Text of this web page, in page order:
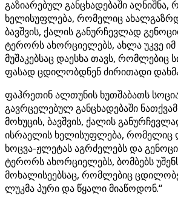
გაზიარებულ განცხადებაში
ხელისუფლება, რომელიც
ბავშვის, ქალის განურჩევლად
ტერორს ახორციელებს, ახლა უკვე
მუშაკებსაც დაესხა თავს, რომლებიც
ფასად ცდილობდნენ ძირითადი
ფაჰრეთინ ალთუნის ხუთშაბათს
გავრცელებულ განცხადებაში
მოხუცის, ბავშვის, ქალის
ისრაელის ხელისუფლება, რომელიც
ხოცვა-ჟლეტას აგრძელებს და
ტერორს ახორციელებს, ბომბებს
მოხალისეებსაც, რომლებიც
ლუკმა პური და წყალი მიაწოდონ.“